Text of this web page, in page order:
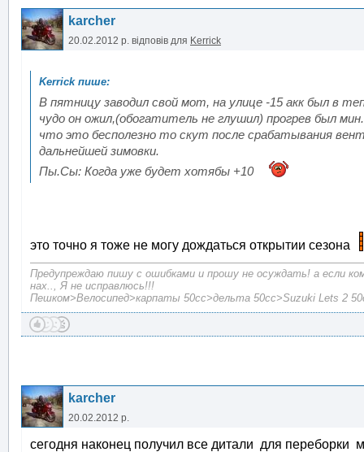
karcher
20.02.2012 р. відповів для Kerrick
В пятницу заводил свой мот, на улице -15 акк был в
чудо он ожил,(обогатитель не глушил) прогрев был
что это бесполезно то скут после срабатывания
дальнейшей зимовки.
Пы.Сы: Когда уже будет хотябы +10
это точно я тоже не могу дождаться открытии сезона
Предупреждаю пишу с ошибками и прошу не осуждать! а если
нах.., Я не исправлюсь!!!
Пешком>Велосипед>карпаты 50сc>дельта 50сс>Suzuki Lets 2
karcher
20.02.2012 р.
сегодня наконец получил все дитали для переборки